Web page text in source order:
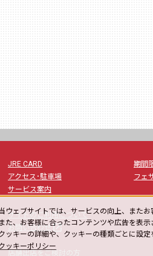
JRE CARD
アクセス･駐車場
サービス案内
サイトのご利用について
お問い合わせlaunch
店舗出店をご検討の方
期間
フェ
ウェブサイトでは、サービスの向上、また
また、お客様に合ったコンテンツや広告を表
ッキーの詳細や、クッキーの種類ごとに設
ッキーポリシー